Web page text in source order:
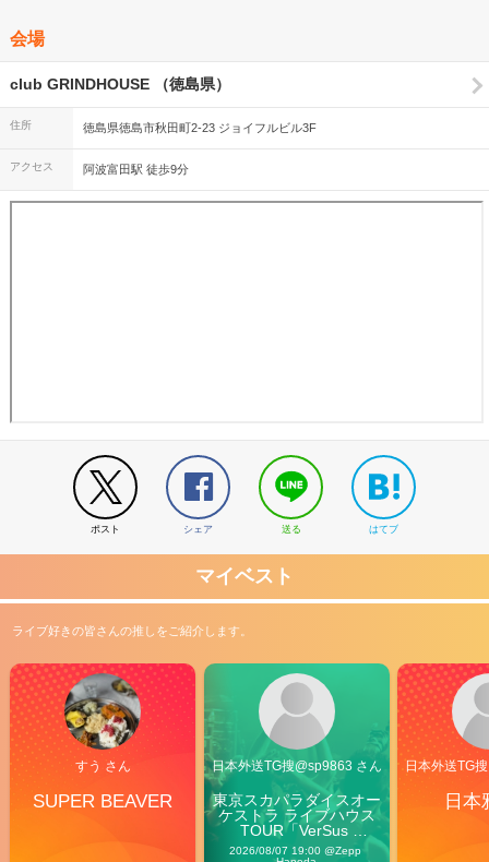
会場
club GRINDHOUSE （徳島県）
住所 徳島県徳島市秋田町2-23 ジョイフルビル3F
アクセス 阿波富田駅 徒歩9分
ポスト シェア 送る はてブ
マイベスト
ライブ好きの皆さんの推しをご紹介します。
すう さん
SUPER BEAVER
日本外送TG搜@sp9863 さん
東京スカパラダイスオー
ケストラ ライブハウス
TOUR「VerSus
Carnival」
2026/08/07 19:00 @Zepp
日本外送TG
日本